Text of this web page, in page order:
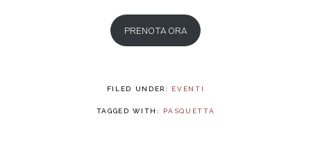
PRENOTA ORA
FILED UNDER: EVENTI
TAGGED WITH: PASQUETTA